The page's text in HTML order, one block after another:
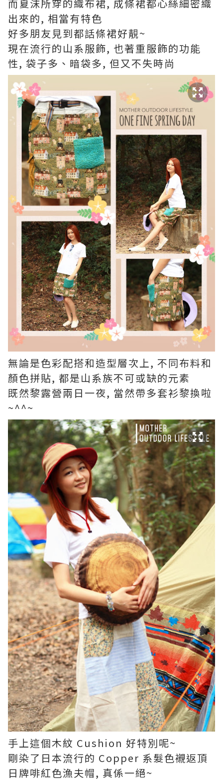
而夏沫所穿的織布裙, 成條裙都心絲細密織
出來的, 相當有特色
好多朋友見到都話條裙好靚~
現在流行的山系服飾, 也著重服飾的功能
性, 袋子多、暗袋多, 但又不失時尚
無論是色彩配搭和造型層次上, 不同布料和
顏色拼貼, 都是山系族不可或缺的元素
既然黎露營兩日一夜, 當然帶多套衫黎換啦
~^^~
手上這個木紋 Cushion 好特別呢~
剛染了日本流行的 Copper 系髮色襯返頂
日牌啡紅色漁夫帽, 真係一絕~